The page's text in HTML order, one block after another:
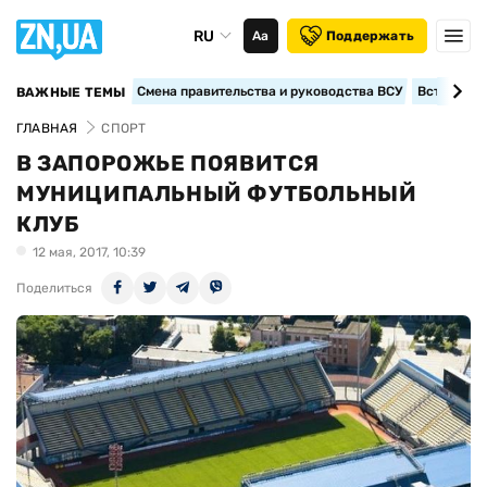
RU Аа Поддержать
ВАЖНЫЕ ТЕМЫ Смена правительства и руководства ВСУ
ГЛАВНАЯ СПОРТ
В ЗАПОРОЖЬЕ ПОЯВИТСЯ
МУНИЦИПАЛЬНЫЙ ФУТБОЛЬНЫЙ
КЛУБ
12 мая, 2017, 10:39
Поделиться